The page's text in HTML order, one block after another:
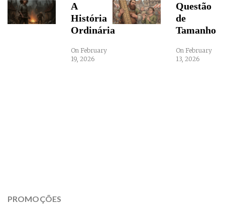
A
História
Ordinária
On February
19, 2026
Questão
de
Tamanho
On February
13, 2026
PROMOÇÕES